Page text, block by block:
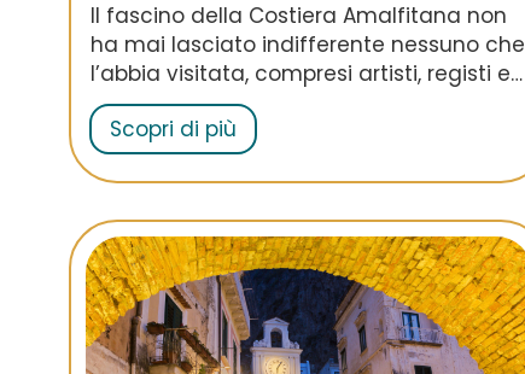
Il fascino della Costiera Amalfitana non
ha mai lasciato indifferente nessuno che
l’abbia visitata, compresi artisti, registi e
produttori di Hollywood. È per questo che
tante serie tv e film sono stati girati qui:
scopri quali sono i più celebri e tutte le
curiosità a riguardo!
Scopri di più